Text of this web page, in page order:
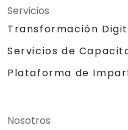
Servicios
Transformación
Servicios de
Plataforma de
Nosotros